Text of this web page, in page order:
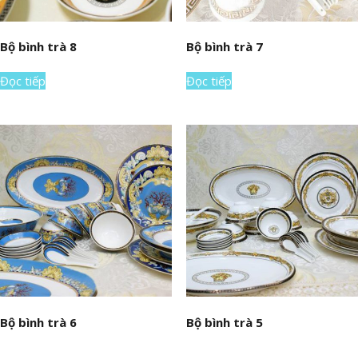
Bộ bình trà 8
Đọc tiếp
Bộ bình trà 7
Đọc tiếp
Bộ bình trà 6 Bộ bình trà 5